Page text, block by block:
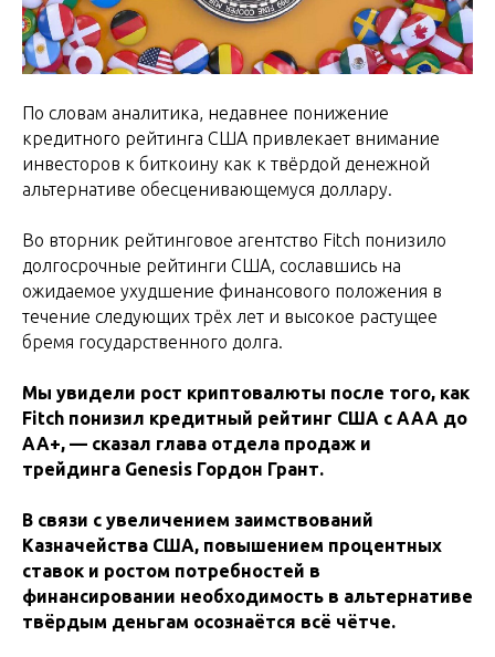
По словам аналитика, недавнее понижение
кредитного рейтинга США привлекает внимание
инвесторов к биткоину как к твёрдой денежной
альтернативе обесценивающемуся доллару.
Во вторник рейтинговое агентство Fitch понизило
долгосрочные рейтинги США, сославшись на
ожидаемое ухудшение финансового положения в
течение следующих трёх лет и высокое растущее
бремя государственного долга.
Мы увидели рост криптовалюты после того, как
Fitch понизил кредитный рейтинг США с AAA до
AA+, — сказал глава отдела продаж и
трейдинга Genesis Гордон Грант.
В связи с увеличением заимствований
Казначейства США, повышением процентных
ставок и ростом потребностей в
финансировании необходимость в альтернативе
твёрдым деньгам осознаётся всё чётче.